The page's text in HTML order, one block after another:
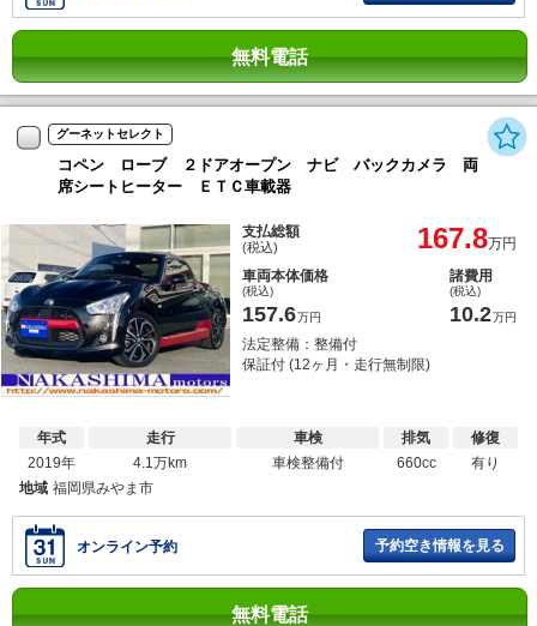
無料電話
グーネットセレクト
コペン ローブ ２ドアオープン ナビ バックカメラ 両
席シートヒーター ＥＴＣ車載器
支払総額
(税込) 167.8万円
車両本体価格
(税込)
157.6万円
諸費用
(税込)
10.2万円
法定整備：整備付
保証付 (12ヶ月・走行無制限)
年式
2019年
走行
4.1万km
車検
車検整備付
排気
660cc
修復
有り
地域 福岡県みやま市
オンライン予約 予約空き情報を見る
無料電話